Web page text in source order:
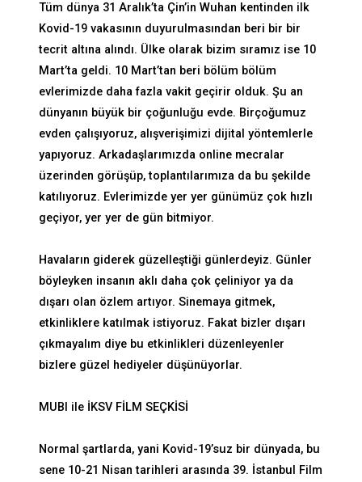
Tüm dünya 31 Aralık’ta Çin’in Wuhan kentinden ilk
Kovid-19 vakasının duyurulmasından beri bir bir
tecrit altına alındı. Ülke olarak bizim sıramız ise 10
Mart’ta geldi. 10 Mart’tan beri bölüm bölüm
evlerimizde daha fazla vakit geçirir olduk. Şu an
dünyanın büyük bir çoğunluğu evde. Birçoğumuz
evden çalışıyoruz, alışverişimizi dijital yöntemlerle
yapıyoruz. Arkadaşlarımızda online mecralar
üzerinden görüşüp, toplantılarımıza da bu şekilde
katılıyoruz. Evlerimizde yer yer günümüz çok hızlı
geçiyor, yer yer de gün bitmiyor.
Havaların giderek güzelleştiği günlerdeyiz. Günler
böyleyken insanın aklı daha çok çeliniyor ya da
dışarı olan özlem artıyor. Sinemaya gitmek,
etkinliklere katılmak istiyoruz. Fakat bizler dışarı
çıkmayalım diye bu etkinlikleri düzenleyenler
bizlere güzel hediyeler düşünüyorlar.
MUBI ile İKSV FİLM SEÇKİSİ
Normal şartlarda, yani Kovid-19’suz bir dünyada, bu
sene 10-21 Nisan tarihleri arasında 39. İstanbul Film